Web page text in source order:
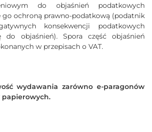
do objaśnień podatkowych
go ochroną prawno-podatkową (podatnik
konsekwencji podatkowych
do objaśnień). Spora część objaśnień
w przepisach o VAT.
wydawania zarówno e-paragonów